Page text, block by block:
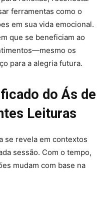
ferramentas como o
em sua vida emocional.
que se beneficiam ao
os
para a alegria futura.
do Ás de
Leituras
se revela em contextos
sessão. Com o tempo,
mudam com base na